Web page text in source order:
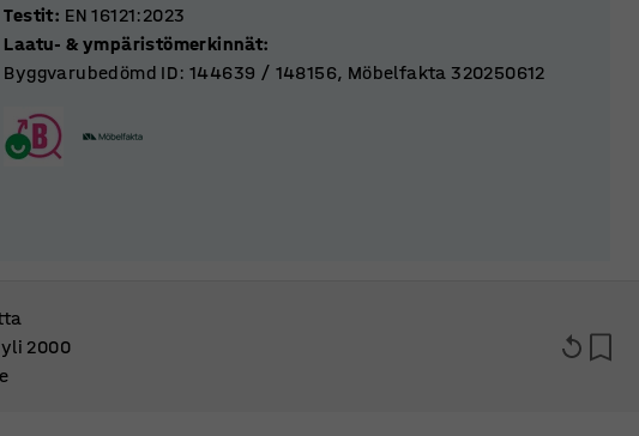
Testit: EN 16121:2023
Laatu- & ympäristömerkinnät:
Byggvarubedömd ID: 144639 / 148156, Möbelfakta 320250612
2000